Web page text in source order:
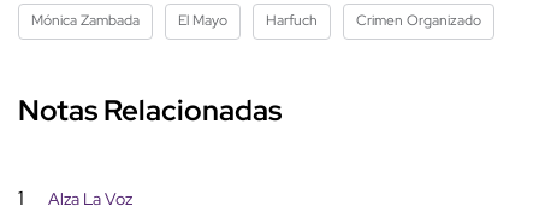
Mónica Zambada El Mayo Harfuch Crimen Organizado
Notas Relacionadas
1 Alza La Voz